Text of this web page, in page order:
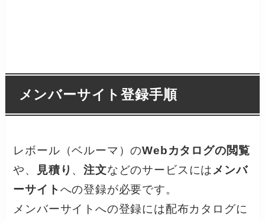
メンバーサイト登録手順
レボール（ベルーマ）のWebカタログの閲覧
や、
見積り 、注文などのサービスには メンバ
ーサイトへの登録が必要です。
メンバーサイトへの登録には配布カタログに